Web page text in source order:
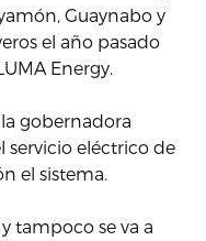
Guaynabo y
el año pasado
Energy.
gobernadora
servicio eléctrico de
el sistema.
tampoco se va a